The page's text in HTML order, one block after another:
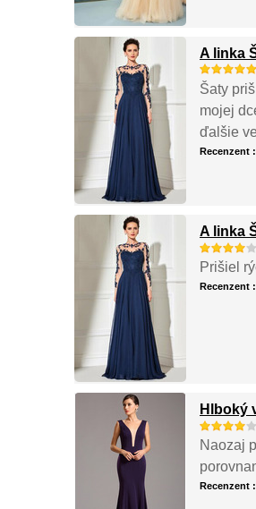
A linka
Šaty
mojej
ďalšie
Recenzent
A linka
Prišiel
Recenzent
Hlboký
Naozaj
Recenzent